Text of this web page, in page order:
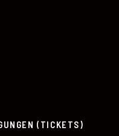
(TICKETS)